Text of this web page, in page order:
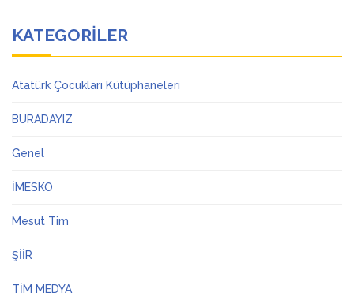
KATEGORILER
Atatürk Çocukları Kütüphaneleri
BURADAYIZ
Genel
İMESKO
Mesut Tim
ŞİİR
TİM MEDYA